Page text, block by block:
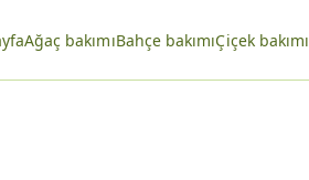
Ağaç bakımıBahçe bakımıÇiçek bakımı